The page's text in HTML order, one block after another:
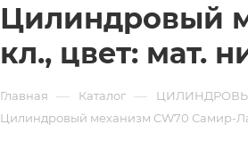
Цилиндровый
кл., цвет: мат.
Главная — Каталог —
Цилиндровый механизм CW70 Самир-